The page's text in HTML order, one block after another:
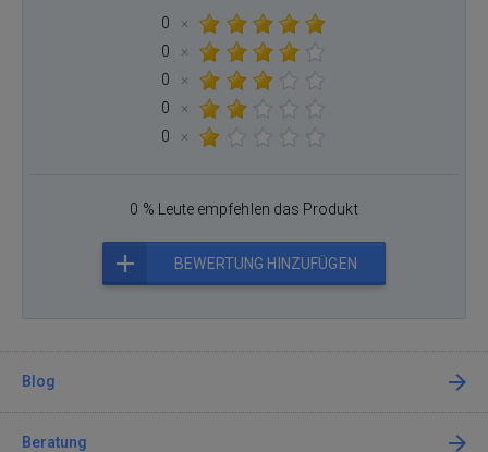
0
×
0
×
0
×
0
×
0
×
0 % Leute empfehlen das Produkt
BEWERTUNG HINZUFÜGEN
Blog
Beratung